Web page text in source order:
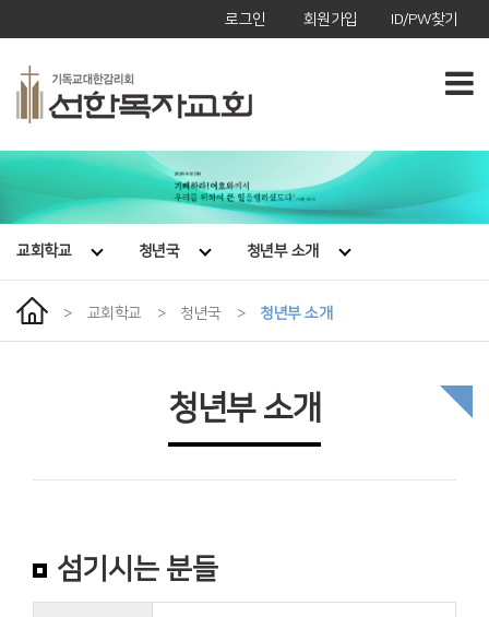
로그인 회원가입 ID/PW찾기
교회학교 청년국 청년부 소개
> 교회학교 > 청년국 > 청년부 소개
청년부 소개
섬기시는 분들